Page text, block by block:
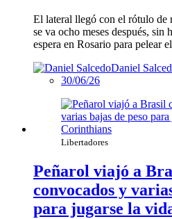
El lateral llegó con el rótulo
se va ocho meses después,
espera en Rosario para pelear
Daniel
30/06/26
Libertadores
Peñarol viajó a
convocados y
para jugarse la